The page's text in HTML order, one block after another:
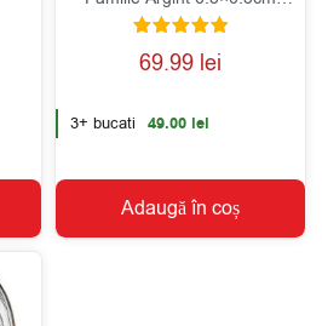
Albastru
Evaluat la
5.00
69.99 lei
3+ bucati 49.00 lei
Adaugă în coș